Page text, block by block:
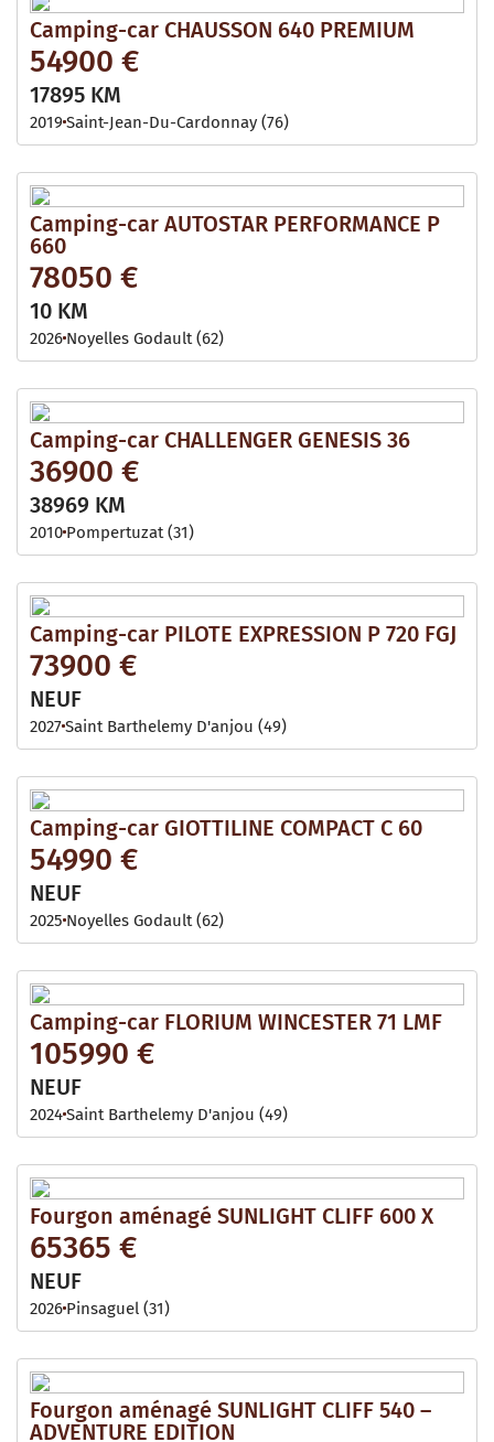
Camping-car CHAUSSON 640 PREMIUM
54900 €
17895 KM
2019 Saint-Jean-Du-Cardonnay (76)
Camping-car AUTOSTAR PERFORMANCE P
660
78050 €
10 KM
2026 Noyelles Godault (62)
Camping-car CHALLENGER GENESIS 36
36900 €
38969 KM
2010 Pompertuzat (31)
Camping-car PILOTE EXPRESSION P 720 FGJ
73900 €
NEUF
2027Saint Barthelemy D'anjou (49)
Camping-car GIOTTILINE COMPACT C 60
54990 €
NEUF
2025 Noyelles Godault (62)
Camping-car FLORIUM WINCESTER 71 LMF
105990 €
NEUF
2024Saint Barthelemy D'anjou (49)
Fourgon aménagé SUNLIGHT CLIFF 600 X
65365 €
NEUF
2026 Pinsaguel (31)
Fourgon aménagé SUNLIGHT CLIFF 540 –
ADVENTURE EDITION